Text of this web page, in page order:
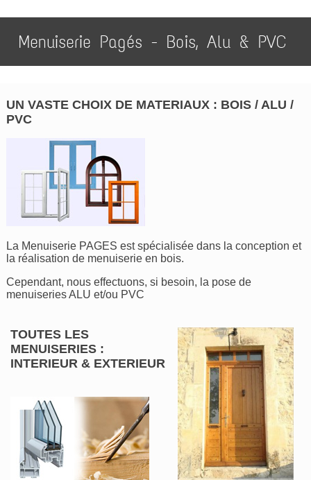
Menuiserie Pagés - Bois, Alu & PVC
UN VASTE CHOIX DE MATERIAUX : BOIS / ALU /
PVC
La Menuiserie PAGES est spécialisée dans la conception et
la réalisation de menuiserie en bois.
Cependant, nous effectuons, si besoin, la pose de
menuiseries ALU et/ou PVC
TOUTES LES
MENUISERIES :
INTERIEUR & EXTERIEUR